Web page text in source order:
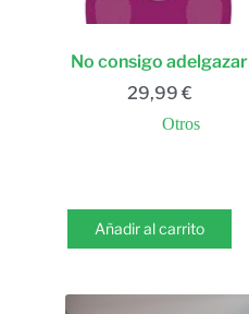
No consigo adelgazar
29,99 €
Otros
Añadir al carrito